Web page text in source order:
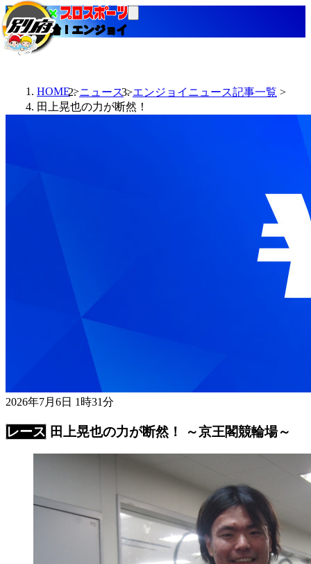
当たる競輪！エンジョイ
HOME ニュース
エンジョイニュース記事一覧
田上晃也の力が断然！
2026年7月6日 1時31分
田上晃也の力が断然！ ～京王閣競輪場～